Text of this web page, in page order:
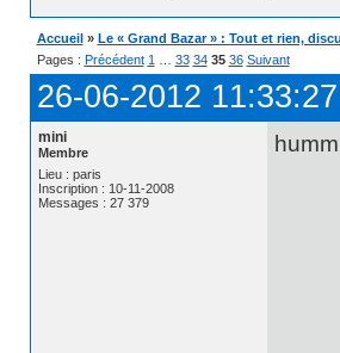
Accueil » Le « Grand Bazar » : Tout et rien,
Pages : Précédent 1 33 34 35 36 Suivant
26-06-2012 11:33:27
mini
Membre
Lieu : paris
Inscription : 10-11-2008
Messages : 27 379